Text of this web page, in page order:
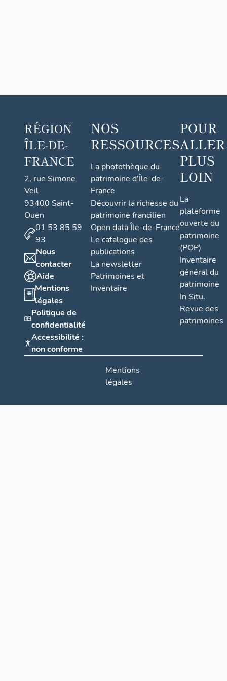
RÉGION
ÎLE-DE-
FRANCE
2, rue Simone
Veil
93400 Saint-
Ouen
01 53 85 59
93
Nous
contacter
Aide
Mentions
légales
Politique de
confidentialité
Accessibilité :
non conforme
NOS
RESSOURCES
La photothèque du
patrimoine d'Île-de-
France
Découvrir la richesse du
patrimoine francilien
Open data Île-de-France
Le catalogue des
publications
La newsletter
Patrimoines et
Inventaire
POUR
ALLER
PLUS
LOIN
La
plateforme
ouverte du
patrimoine
(POP)
Inventaire
général du
patrimoine
In Situ.
Revue des
patrimoines
Mentions
légales